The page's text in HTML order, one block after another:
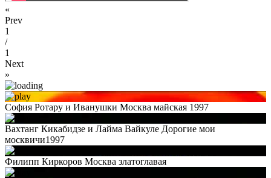
«
Prev
1
/
1
Next
»
София Ротару и Иванушки Москва майская 1997
Вахтанг Кикабидзе и Лайма Вайкуле Дорогие мои
москвичи1997
Филипп Киркоров Москва златоглавая